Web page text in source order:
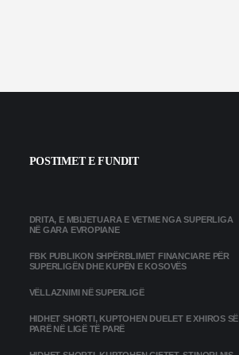
POSTIMET E FUNDIT
DRITA, E MBIJETUARA E VETME NGA SUPERLIGA
NË GARA EVROPIANE
FBK PUBLIKON SHPËRBLIMET FINANCIARE PËR
SUPERLIGËN DHE KUPËN E KOSOVËS
VËLLAZNIMI NË SUPERLIGË
HIDHET SHORTI, KUPTOHEN DUELET E XHIROS SË
PARË NË LIGË TË PARË